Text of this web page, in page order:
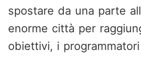
spostare da una parte
enorme città per
obiettivi, i